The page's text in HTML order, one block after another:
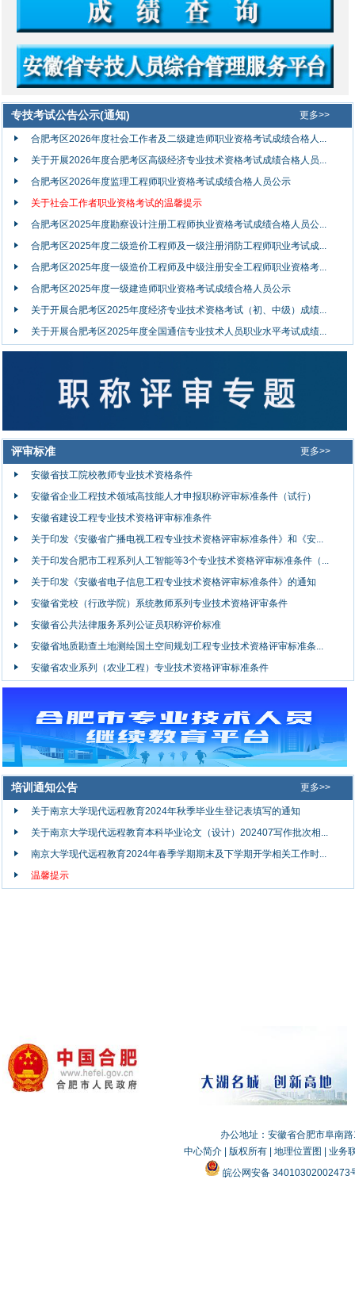
专技考试公告公示(通知) 更多>>
合肥考区2026年度社会工作者及二级建造师职业资格考试成绩合格人...
关于开展2026年度合肥考区高级经济专业技术资格考试成绩合格人员...
合肥考区2026年度监理工程师职业资格考试成绩合格人员公示
关于社会工作者职业资格考试的温馨提示
合肥考区2025年度勘察设计注册工程师执业资格考试成绩合格人员公...
合肥考区2025年度二级造价工程师及一级注册消防工程师职业考试成...
合肥考区2025年度一级造价工程师及中级注册安全工程师职业资格考...
合肥考区2025年度一级建造师职业资格考试成绩合格人员公示
关于开展合肥考区2025年度经济专业技术资格考试（初、中级）成绩...
关于开展合肥考区2025年度全国通信专业技术人员职业水平考试成绩...
评审标准 更多>>
安徽省技工院校教师专业技术资格条件
安徽省企业工程技术领域高技能人才申报职称评审标准条件（试行）
安徽省建设工程专业技术资格评审标准条件
关于印发《安徽省广播电视工程专业技术资格评审标准条件》和《安...
关于印发合肥市工程系列人工智能等3个专业技术资格评审标准条件（...
关于印发《安徽省电子信息工程专业技术资格评审标准条件》的通知
安徽省党校（行政学院）系统教师系列专业技术资格评审条件
安徽省公共法律服务系列公证员职称评价标准
安徽省地质勘查土地测绘国土空间规划工程专业技术资格评审标准条...
安徽省农业系列（农业工程）专业技术资格评审标准条件
培训通知公告 更多>>
关于南京大学现代远程教育2024年秋季毕业生登记表填写的通知
关于南京大学现代远程教育本科毕业论文（设计）202407写作批次相...
南京大学现代远程教育2024年春季学期期末及下学期开学相关工作时...
温馨提示
办公地址：安徽省合肥市阜南
中心简介| 版权所有| 地理位置图
业务
皖公网安备 34010302002473